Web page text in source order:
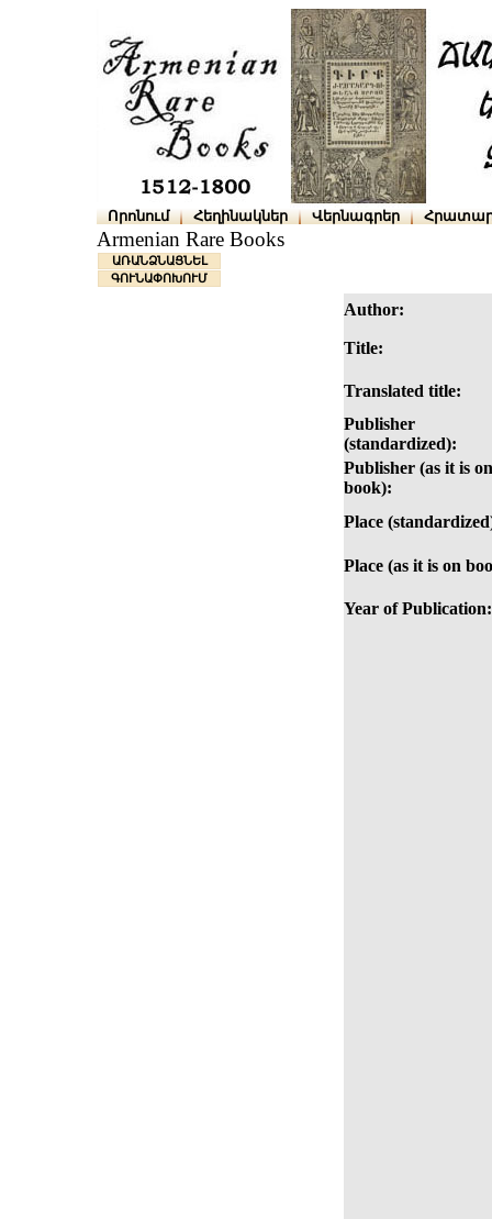
Որոնում Հեղինակներ Վերնագրեր
Armenian Rare Books
ԱՌԱՆՁՆԱՑՆԵԼ
ԳՈՒՆԱՓՈԽՈՒՄ
Author:
Title:
Translated title:
Publisher
(standardized):
Publisher (as it is on
book):
Place
Place (as it is on
Year of Publication: